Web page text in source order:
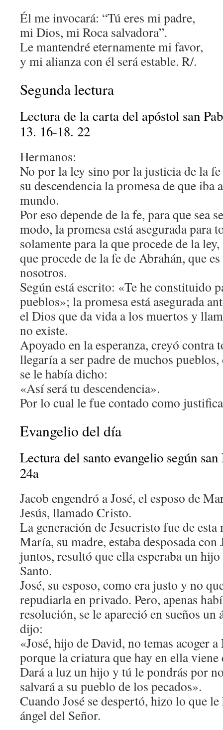
Él me invocará: “Tú eres mi padre,
mi Dios, mi Roca salvadora”.
Le mantendré eternamente mi favor,
y mi alianza con él será estable. R/.
Segunda lectura
Lectura de la carta del apóstol san
13. 16-18. 22
Hermanos:
No por la ley sino por la justicia de la
su descendencia la promesa de que iba
mundo.
Por eso depende de la fe, para que sea
modo, la promesa está asegurada para
solamente para la que procede de la
que procede de la fe de Abrahán, que
nosotros.
Según está escrito: «Te he constituido
pueblos»; la promesa está asegurada
el Dios que da vida a los muertos y
no existe.
Apoyado en la esperanza, creyó contra
llegaría a ser padre de muchos
se le había dicho:
«Así será tu descendencia».
Por lo cual le fue contado como
Evangelio del día
Lectura del santo evangelio según
24a
Jacob engendró a José, el esposo de
Jesús, llamado Cristo.
La generación de Jesucristo fue de esta
María, su madre, estaba desposada
juntos, resultó que ella esperaba un
Santo.
José, su esposo, como era justo y no
repudiarla en privado. Pero, apenas
resolución, se le apareció en sueños un
dijo:
«José, hijo de David, no temas acoger
porque la criatura que hay en ella
Dará a luz un hijo y tú le pondrás por
salvará a su pueblo de los pecados».
Cuando José se despertó, hizo lo que
ángel del Señor.